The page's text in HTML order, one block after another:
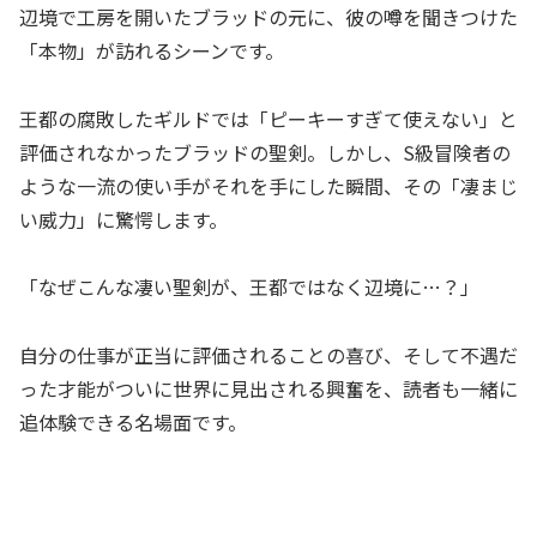
辺境で工房を開いたブラッドの元に、彼の噂を聞きつけた
「本物」が訪れるシーンです。
王都の腐敗したギルドでは「ピーキーすぎて使えない」と
評価されなかったブラッドの聖剣。しかし、S級冒険者の
ような一流の使い手がそれを手にした瞬間、その「凄まじ
い威力」に驚愕します。
「なぜこんな凄い聖剣が、王都ではなく辺境に…？」
自分の仕事が正当に評価されることの喜び、そして不遇だ
った才能がついに世界に見出される興奮を、読者も一緒に
追体験できる名場面です。